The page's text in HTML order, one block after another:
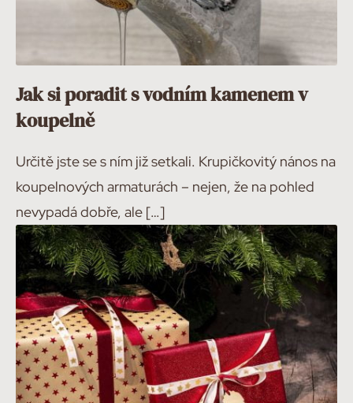
Jak si poradit s vodním kamenem v
koupelně
Určitě jste se s ním již setkali. Krupičkovitý nános na
koupelnových armaturách – nejen, že na pohled
nevypadá dobře, ale […]